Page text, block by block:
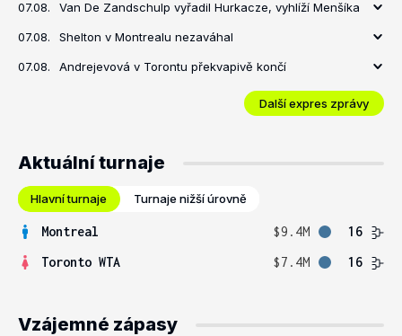
07.08. Van De Zandschulp vyřadil Hurkacze, vyhlíží Menšíka
07.08. Shelton v Montrealu nezaváhal
07.08. Andrejevová v Torontu překvapivě končí
Další expres zprávy
Aktuální turnaje
Hlavní turnaje Turnaje nižší úrovně
Montreal $9.4M
16
Toronto WTA
$7.4M 16
Vzájemné zápasy